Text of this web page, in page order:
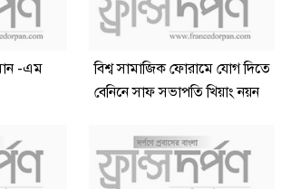
-এম
বিশ্ব সামাজিক ফোরামে যোগ দিতে
বেনিনে সাফ সভাপতি খিয়াং নয়ন